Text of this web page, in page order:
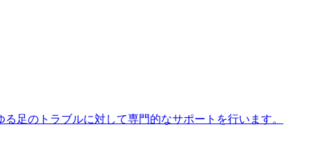
足のトラブルに対して専門的なサポートを行います。